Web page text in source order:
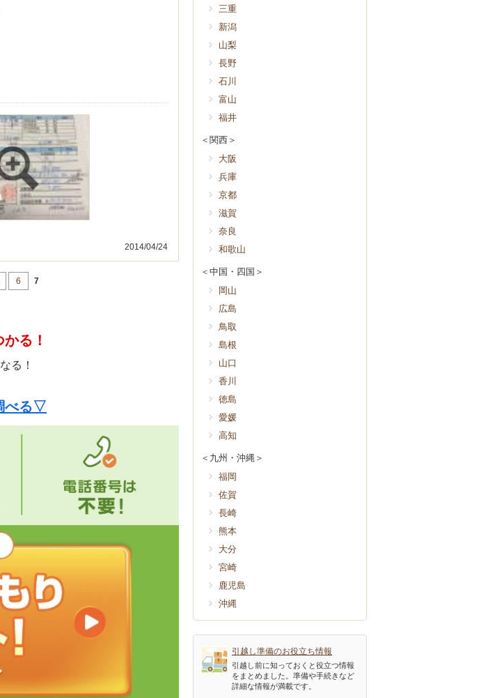
2014/04/24
6 7
る！
る！
べる▽
三重
新潟
山梨
長野
石川
富山
福井
＜関西＞
大阪
兵庫
京都
滋賀
奈良
和歌山
＜中国・四国＞
岡山
広島
鳥取
島根
山口
香川
徳島
愛媛
高知
＜九州・沖縄＞
福岡
佐賀
長崎
熊本
大分
宮崎
鹿児島
沖縄
引越し準備のお役立ち情報
引越し前に知っておくと役立つ情報
をまとめました。準備や手続きなど
詳細な情報が満載です。